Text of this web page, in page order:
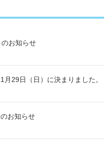
お知らせ
29日（日）に決まりました。
お知らせ